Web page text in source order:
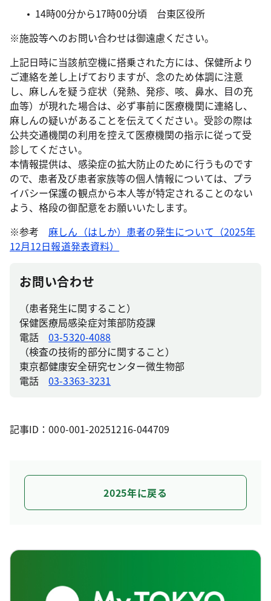
14時00分から17時00分頃 台東区役所
※施設等へのお問い合わせは御遠慮ください。
上記日時に当該航空機に搭乗された方には、保健所より
ご連絡を差し上げておりますが、念のため体調に注意
し、麻しんを疑う症状（発熱、発疹、咳、鼻水、目の充
血等）が現れた場合は、必ず事前に医療機関に連絡し、
麻しんの疑いがあることを伝えてください。受診の際は
公共交通機関の利用を控えて医療機関の指示に従って受
診してください。
本情報提供は、感染症の拡大防止のために行うものです
ので、患者及び患者家族等の個人情報については、プラ
イバシー保護の観点から本人等が特定されることのない
よう、格段の御配意をお願いいたします。
※参考麻しん（はしか）患者の発生について（2025年
12月12日報道発表資料）
お問い合わせ
（患者発生に関すること）
保健医療局感染症対策部防疫課
電話03-5320-4088
（検査の技術的部分に関すること）
東京都健康安全研究センター微生物部
電話03-3363-3231
記事ID：000-001-20251216-044709
2025年に戻る